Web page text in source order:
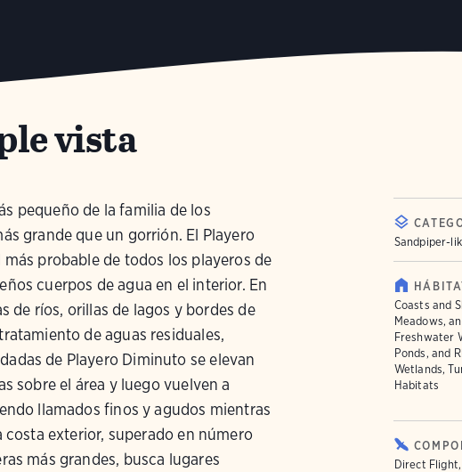
vista
pequeño de la familia de los
grande que un gorrión. El Playero
más probable de todos los playeros de
cuerpos de agua en el interior. En
de ríos, orillas de lagos y bordes de
de aguas residuales,
de Playero Diminuto se elevan
sobre el área y luego vuelven a
llamados finos y agudos mientras
costa exterior, superado en número
más grandes, busca lugares
Sandpiper-
Coasts and
Meadows,
Freshwater
Ponds, and
Wetlands,
Habitats
Direct